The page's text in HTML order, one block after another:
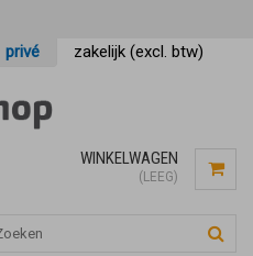
privé zakelijk (excl. btw)
WINKELWAGEN
(LEEG)